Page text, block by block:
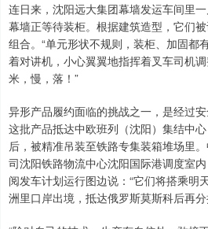
连日来，沈阳远大集团幕墙发运车间里
幕墙正等待装柜。根据建筑造型，它们
组合。“单元形状不规则，装柜、加固都
着对讲机，小心翼翼地指挥着叉车司机
米，慢，落！”
异形产品履约面临的挑战之一，是经过
这批产品抵达中欧班列（沈阳）集结中
后，被精准吊装至铁路专集装箱堆场里
司沈阳铁路物流中心沈阳国际港调度室
阅发车计划运行图边说：“它们将搭乘明
洲里口岸出境，抵达俄罗斯莫斯科后再